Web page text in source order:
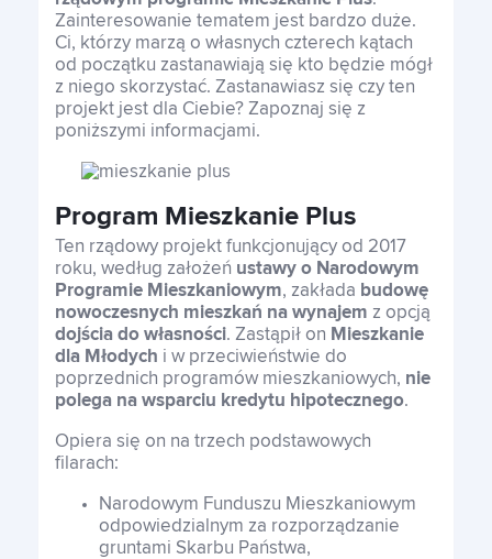
English
English
Zainteresowanie tematem jest bardzo duże.
Ci, którzy marzą o własnych czterech kątach
od początku zastanawiają się kto będzie mógł
z niego skorzystać. Zastanawiasz się czy ten
projekt jest dla Ciebie? Zapoznaj się z
poniższymi informacjami.
Program Mieszkanie Plus
Ten rządowy projekt funkcjonujący od 2017
roku, według założeń ustawy o Narodowym
Programie Mieszkaniowym, zakłada budowę
nowoczesnych mieszkań na wynajem z opcją
dojścia do własności. Zastąpił on Mieszkanie
dla Młodych i w przeciwieństwie do
poprzednich programów mieszkaniowych, nie
polega na wsparciu kredytu hipotecznego.
Opiera się on na trzech podstawowych
filarach:
Narodowym Funduszu Mieszkaniowym
odpowiedzialnym za rozporządzanie
gruntami Skarbu Państwa,